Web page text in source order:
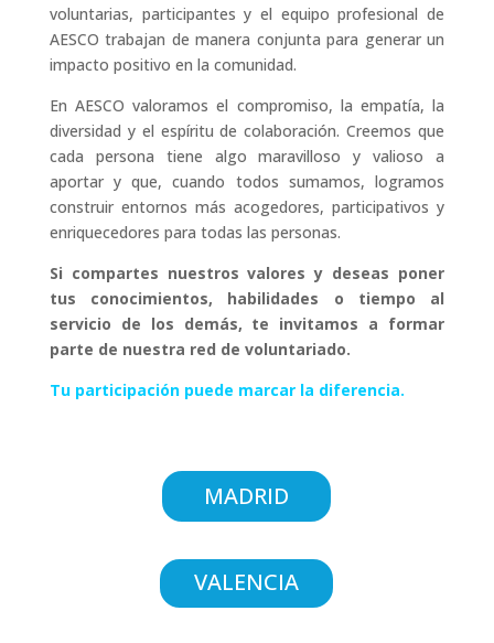
voluntarias, participantes y el equipo profesional de
AESCO trabajan de manera conjunta para generar un
impacto positivo en la comunidad.
En AESCO valoramos el compromiso, la empatía, la
diversidad y el espíritu de colaboración. Creemos que
cada persona tiene algo maravilloso y valioso a
aportar y que, cuando todos sumamos, logramos
construir entornos más acogedores, participativos y
enriquecedores para todas las personas.
Si compartes nuestros valores y deseas poner
tus conocimientos, habilidades o tiempo al
servicio de los demás, te invitamos a formar
parte de nuestra red de voluntariado.
Tu participación puede marcar la diferencia.
MADRID
VALENCIA